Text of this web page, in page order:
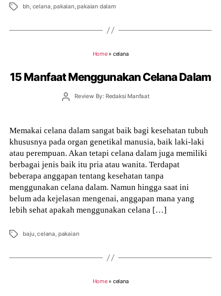
Tags bh, celana,pakaian,pakaian dalam
Home» celana
15 Manfaat Menggunakan Celana Dalam
PostReview By: Redaksi Manfaat
Memakai celana dalam sangat baik bagi kesehatan tubuh
khususnya pada organ genetikal manusia, baik laki-laki
atau perempuan. Akan tetapi celana dalam juga memiliki
berbagai jenis baik itu pria atau wanita. Terdapat
beberapa anggapan tentang kesehatan tanpa
menggunakan celana dalam. Namun hingga saat ini
belum ada kejelasan mengenai, anggapan mana yang
lebih sehat apakah menggunakan celana […]
Tags baju,celana, pakaian
Home» celana